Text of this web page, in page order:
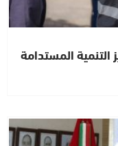
التنمية المستدامة